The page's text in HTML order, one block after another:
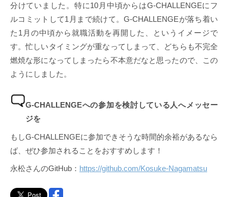
分けていました。特に10月中頃からはG-CHALLENGEにフ
ルコミットして1月まで続けて。G-CHALLENGEが落ち着い
た1月の中頃から就職活動を再開した、というイメージで
す。忙しいタイミングが重なってしまって、どちらも不完全
燃焼な形になってしまったら不本意だなと思ったので、この
ようにしました。
G-CHALLENGEへの参加を検討している人へメッセー
ジを
もしG-CHALLENGEに参加できそうな時間的余裕があるなら
ば、ぜひ参加されることをおすすめします！
永松さんのGitHub： https://github.com/Kosuke-Nagamatsu